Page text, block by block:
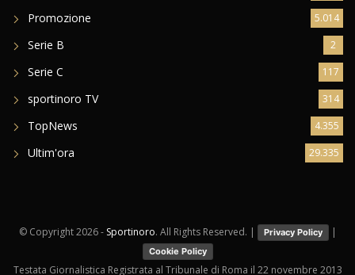
Promozione 5.014
Serie B 2
Serie C 117
sportinoro TV 314
TopNews 4.355
Ultim'ora 29.335
© Copyright2026 - Sportinoro. All Rights Reserved. | Privacy Policy |
Cookie Policy
Testata Giornalistica Registrata al Tribunale di Roma il 22 novembre 2013